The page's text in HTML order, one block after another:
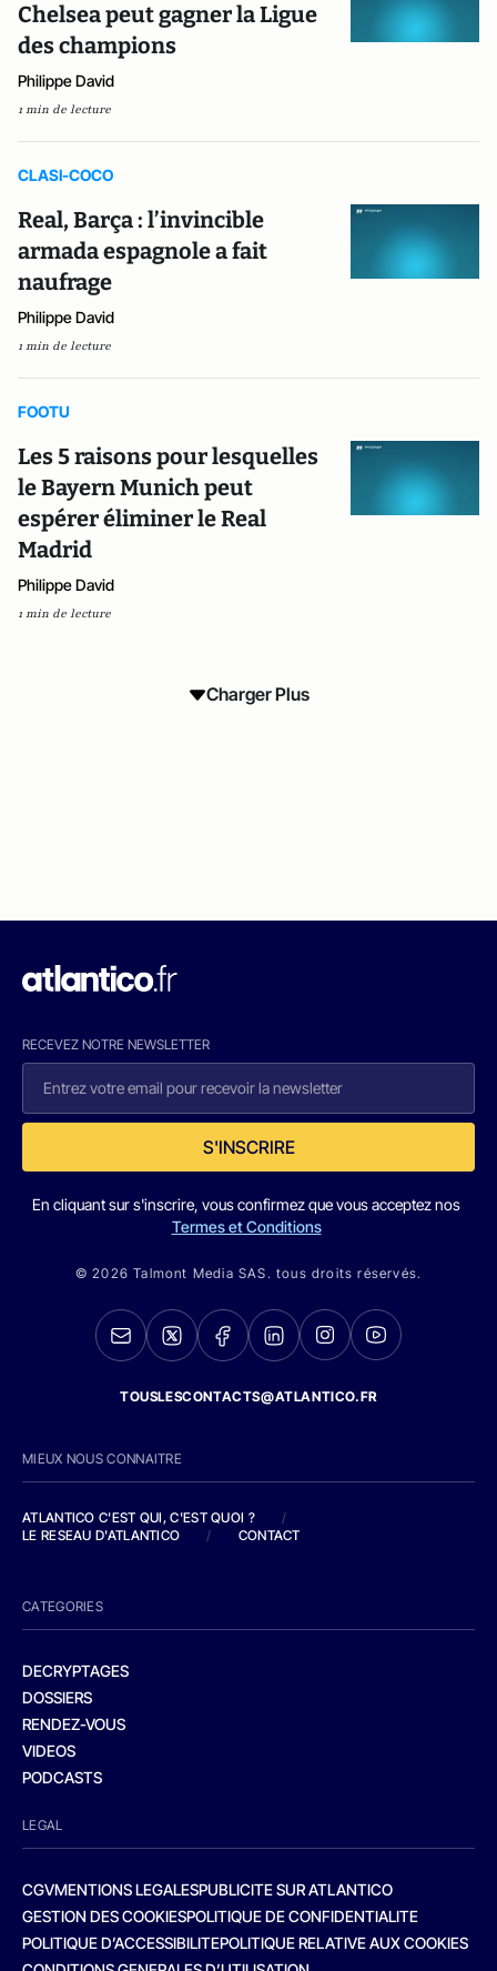
Chelsea peut gagner la Ligue
des champions
Philippe David
1 min de lecture
CLASI-COCO
Real, Barça : l’invincible
armada espagnole a fait
naufrage
Philippe David
1 min de lecture
FOOTU
Les 5 raisons pour lesquelles
le Bayern Munich peut
espérer éliminer le Real
Madrid
Philippe David
1 min de lecture
Charger Plus
RECEVEZ NOTRE NEWSLETTER
S'INSCRIRE
En cliquant sur s'inscrire, vous confirmez que vous acceptez nos
Termes et Conditions
© 2026 Talmont Media SAS. tous droits réservés.
TOUSLESCONTACTS@ATLANTICO.FR
MIEUX NOUS CONNAITRE
ATLANTICO C'EST QUI, C'EST QUOI ?
/
LE RESEAU D'ATLANTICO
/ CONTACT
CATEGORIES
DECRYPTAGES
DOSSIERS
RENDEZ-VOUS
VIDEOS
PODCASTS
LEGAL
CGVMENTIONS LEGALESPUBLICITE SUR ATLANTICO
GESTION DES COOKIESPOLITIQUE DE CONFIDENTIALITE
POLITIQUE D’ACCESSIBILITEPOLITIQUE RELATIVE AUX COOKIES